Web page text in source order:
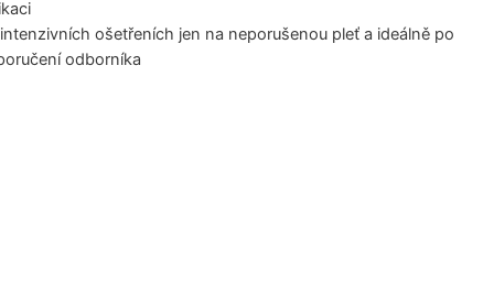
ošetřeních jen na neporušenou pleť a ideálně po
odborníka